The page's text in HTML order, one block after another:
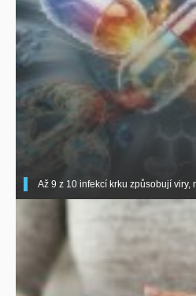
Až 9 z 10 infekcí krku způsobují